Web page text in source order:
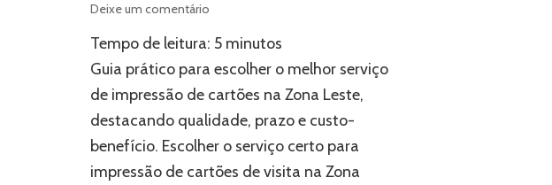
Deixe um comentário
escolher
o
serviço
de
impressão
cartões
Tempo de leitura: 5 minutos
Guia prático para escolher o melhor serviço
de impressão de cartões na Zona Leste,
destacando qualidade, prazo e custo-
benefício. Escolher o serviço certo para
impressão de cartões de visita na Zona